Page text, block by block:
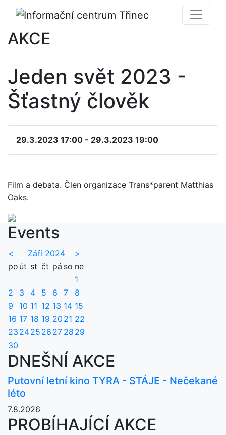
AKCE
Jeden svět 2023 -
Šťastný člověk
29.3.2023 17:00 - 29.3.2023 19:00
Film a debata. Člen organizace Trans*parent Matthias
Oaks.
Events
< Září 2024
>
po út st čt pá so ne
1
2
3 4 5 6 7
8
9
10 11 12 13 14 15
16 17 18 19 20 21 22
23 2425 26 27 28 29
30
DNEŠNÍ AKCE
Putovní letní kino TYRA - STÁJE - Nečekané
léto
7.8.2026
PROBÍHAJÍCÍ AKCE